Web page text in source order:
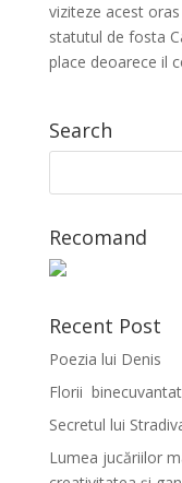
viziteze acest
statutul de fosta
place deoarece il
Search
Recomand
Recent Post
Poezia lui Denis
Florii
Secretul lui
Lumea jucăriilor